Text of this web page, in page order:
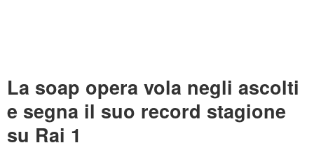
La soap opera vola negli ascolti
e segna il suo record stagione
su Rai 1